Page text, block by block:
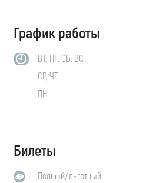
График работы
ВТ, ПТ, СБ, ВС
СР, ЧТ
ПН
Билеты
Полный/льготный